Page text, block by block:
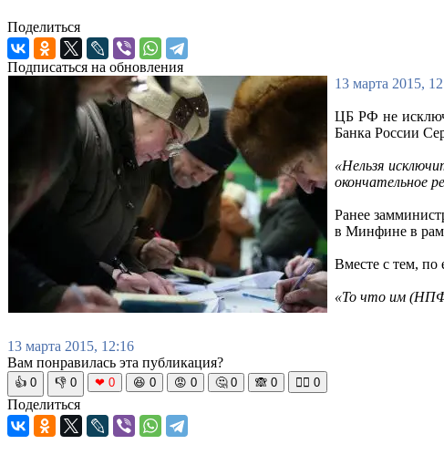
Поделиться
Подписаться на обновления
13 марта 2015,
ЦБ РФ не
Банка России
«Нельзя
окончательное
Ранее
в Минфине в
Вместе с тем, по
«То что им (НПФ)
13 марта 2015, 12:16
Вам понравилась эта публикация?
👍 0 👎 0 ❤ 0 😆 0 😡 0 🤔 0 🙈 0 🧘‍♀️ 0
Поделиться